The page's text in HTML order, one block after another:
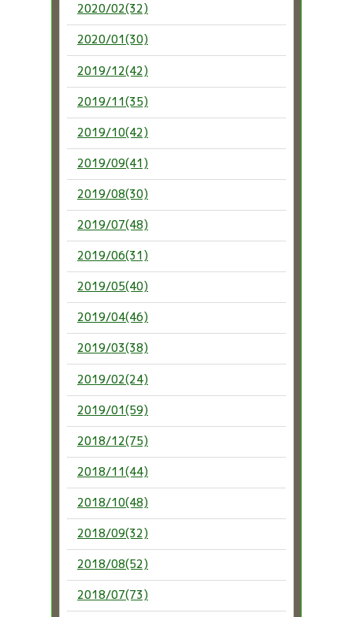
2020/02(32)
2020/01(30)
2019/12(42)
2019/11(35)
2019/10(42)
2019/09(41)
2019/08(30)
2019/07(48)
2019/06(31)
2019/05(40)
2019/04(46)
2019/03(38)
2019/02(24)
2019/01(59)
2018/12(75)
2018/11(44)
2018/10(48)
2018/09(32)
2018/08(52)
2018/07(73)